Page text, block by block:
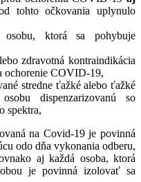
tohto očkovania uplynulo
osobu, ktorá sa pohybuje
zdravotná kontraindikácia
ochorenie COVID-19,
stredne ťažké alebo ťažké
dispenzarizovanú so
spektra,
na Covid-19 je povinná
odo dňa vykonania odberu,
aj každá osoba, ktorá
je povinná izolovať sa